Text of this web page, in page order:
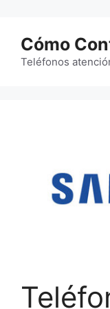
contenido
Cómo
Teléfonos